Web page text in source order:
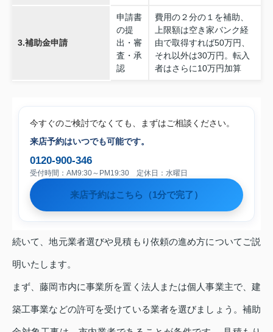
3.補助金申請
申請書
の提
出・審
査・承
認
費用の２分の１を補助、
上限額は空き家バンク経
由で取得すれば50万円、
それ以外は30万円。転入
者はさらに10万円加算
今すぐのご検討でなくても、まずはご相談ください。
来店予約はいつでも可能です。
0120-900-346
受付時間：AM9:30～PM19:30 定休日：水曜日
来店予約はこちら（1分で完了）
続いて、地元業者選びや見積もり依頼の進め方についてご説
明いたします。
まず、藤岡市内に事業所を置く法人または個人事業主で、建
築工事業などの許可を受けている業者を選びましょう。補助